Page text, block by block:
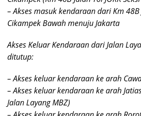
– Akses masuk kendaraan dari Km
Cikampek Bawah menuju Jakarta
Akses Keluar Kendaraan dari Jalan
ditutup:
– Akses keluar kendaraan ke arah
– Akses keluar kendaraan ke arah
Jalan Layang MBZ)